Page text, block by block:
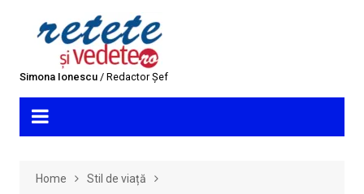
Simona Ionescu/ Redactor Șef
Home
Stil de viață